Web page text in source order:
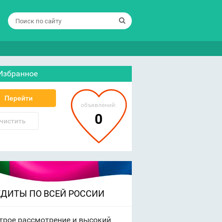
Перейти
объявлений:
0
ПО ВСЕЙ РОССИИ
рассмотрение и высокий